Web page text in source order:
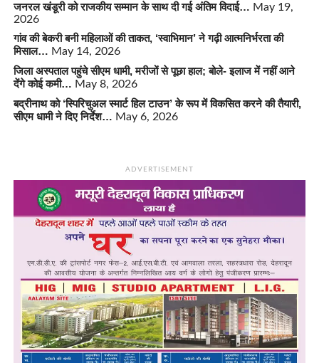
जनरल खंडूरी को राजकीय सम्मान के साथ दी गई अंतिम विदाई… May 19,
2026
गांव की बेकरी बनी महिलाओं की ताकत, ‘स्वाभिमान’ ने गढ़ी आत्मनिर्भरता की
मिसाल… May 14, 2026
जिला अस्पताल पहुंचे सीएम धामी, मरीजों से पूछा हाल; बोले- इलाज में नहीं आने
देंगे कोई कमी… May 8, 2026
बद्रीनाथ को ‘स्पिरिचुअल स्मार्ट हिल टाउन’ के रूप में विकसित करने की तैयारी,
सीएम धामी ने दिए निर्देश… May 6, 2026
ADVERTISEMENT